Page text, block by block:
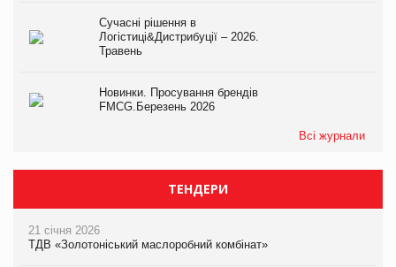
Сучасні рішення в
Логістиці&Дистрибуції – 2026.
Травень
Новинки. Просування брендів
FMCG.Березень 2026
Всі журнали
ТЕНДЕРИ
21 січня 2026
ТДВ «Золотоніський маслоробний комбінат»